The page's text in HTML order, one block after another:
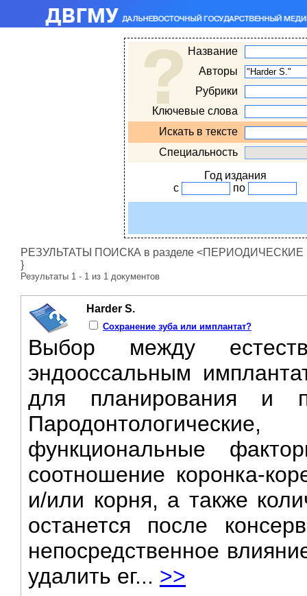
Название
Авторы
Рубрики
Ключевые слова
Искать в тексте
Специальность
Год издания
с
по
РЕЗУЛЬТАТЫ ПОИСКА в разделе <ПЕРИОДИЧЕСКИЕ
}
Результаты 1 - 1 из 1 документов
Harder S.
Сохранение зуба или имплантат?
Выбор между
эндооссальным
для планирования и
функциональные
соотношение коронка-
и/или корня, а также
останется после
непосредственное
удалить ег... >>